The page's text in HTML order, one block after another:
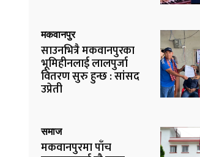
मकवानपुर
साउनभित्रै मकवानपुरका
भूमिहीनलाई लालपुर्जा
वितरण सुरु हुन्छ : सांसद
उप्रेती
समाज
मकवानपुरमा पाँच